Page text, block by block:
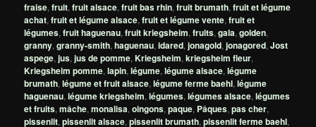
fraise,fruit,fruit alsace,fruit bas rhin,fruit brumath,fruit et légume
achat,fruit et légume alsace,fruit et légume vente,fruit et
légumes,fruit haguenau,fruit kriegsheim,fruits,gala,golden,
granny,granny-smith,haguenau,idared,jonagold,jonagored,Jost
aspege,jus,jus de pomme,Kriegsheim,kriegsheim fleur,
Kriegsheim pomme,lapin,légume,légume alsace,légume
brumath,légume et fruit alsace,légume ferme baehl,légume
haguenau,légume kriegsheim,légumes,légumes alsace,légumes
et fruits,mâche,monalisa,oingons,paque, Pâques,pas cher,
pissenlit,pissenlit alsace,pissenlit brumath,pissenlit ferme baehl,